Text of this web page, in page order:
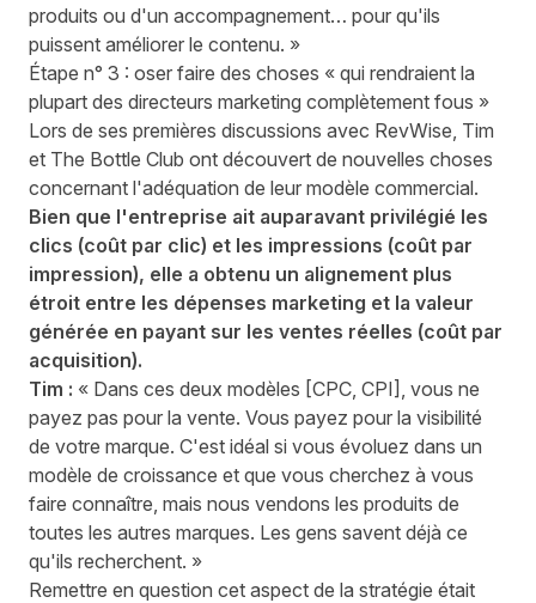
produits ou d'un accompagnement… pour qu'ils
puissent améliorer le contenu. »
Étape n° 3 : oser faire des choses « qui rendraient la
plupart des directeurs marketing complètement fous »
Lors de ses premières discussions avec RevWise, Tim
et The Bottle Club ont découvert de nouvelles choses
concernant l'adéquation de leur modèle commercial.
Bien que l'entreprise ait auparavant privilégié les
clics (coût par clic) et les impressions (coût par
impression), elle a obtenu un alignement plus
étroit entre les dépenses marketing et la valeur
générée en payant sur les ventes réelles (coût par
acquisition).
Tim : « Dans ces deux modèles [CPC, CPI], vous ne
payez pas pour la vente. Vous payez pour la visibilité
de votre marque. C'est idéal si vous évoluez dans un
modèle de croissance et que vous cherchez à vous
faire connaître, mais nous vendons les produits de
toutes les autres marques. Les gens savent déjà ce
qu'ils recherchent. »
Remettre en question cet aspect de la stratégie était